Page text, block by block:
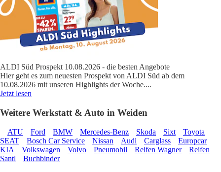
ALDI Süd Prospekt 10.08.2026 - die besten Angebote
Hier geht es zum neuesten Prospekt von ALDI Süd ab dem
10.08.2026 mit unseren Highlights der Woche....
Jetzt lesen
Weitere Werkstatt & Auto in Weiden
ATU Ford BMW Mercedes-Benz Skoda Sixt
Toyota
SEAT
Bosch Car Service Nissan Audi Carglass
Europcar
KIA
Volkswagen Volvo Pneumobil Reifen Wagner
Reifen
Santl
Buchbinder